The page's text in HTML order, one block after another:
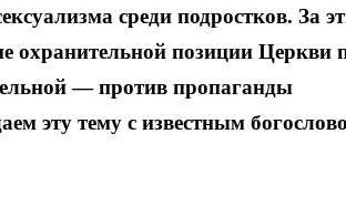
среди подростков. За
охранительной позиции Церкви
— против пропаганды
эту тему с известным